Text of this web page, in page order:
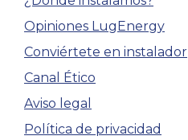
Opiniones LugEnergy
Conviértete en instalador
Canal Ético
Aviso legal
Política de privacidad